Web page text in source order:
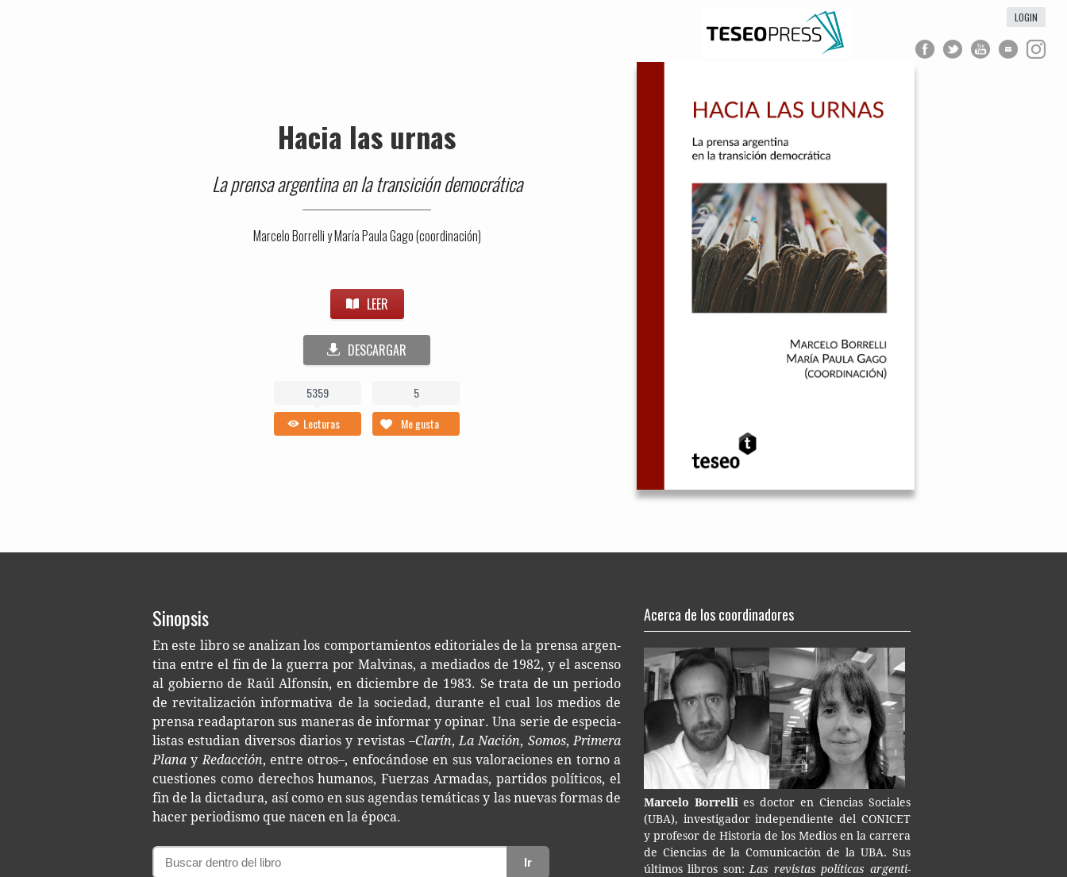
LOGIN
Hacia las urnas
La prensa argentina en la transición democrática
Marcelo Borrelli y María Paula Gago (coordinación)
LEER
DESCARGAR
5359
Lecturas
5
Me gusta
Sinopsis
En este libro se ana­li­zan los com­por­ta­mien­tos edi­to­ria­les de la pren­sa argen­
ti­na entre el fin de la gue­rra por Mal­vi­nas, a media­dos de 1982, y el ascen­so
al gobierno de Raúl Alfon­sín, en diciem­bre de 1983. Se trata de un perio­do
de revi­ta­li­za­ción infor­ma­ti­va de la socie­dad, duran­te el cual los medios de
pren­sa readap­ta­ron sus mane­ras de infor­mar y opi­nar. Una serie de espe­cia­
lis­tas estu­dian diver­sos dia­rios y revis­tas –Clarín,La Nación, Somos,Pri­me­ra
Plana yRedacción, entre otros–, enfo­cán­do­se en sus valo­ra­cio­nes en torno a
cues­tio­nes como dere­chos huma­nos, Fuer­zas Arma­das, par­ti­dos polí­ti­cos, el
fin de la dic­ta­du­ra, así como en sus agen­das temá­ti­cas y las nue­vas for­mas de
hacer perio­dis­mo que nacen en la época.
Ir
Acerca de los coordinadores
Mar­ce­lo Borrellies doc­tor en Cien­cias Socia­les
(UBA), inves­ti­ga­dor inde­pen­dien­te del CONI­CET
y pro­fe­sor de His­to­ria de los Medios en la carre­ra
de Cien­cias de la Comu­ni­ca­ción de la UBA. Sus
últi­mos libros son:Las revis­tas polí­ti­cas argen­ti­